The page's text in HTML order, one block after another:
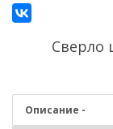
Сверло
Описание -